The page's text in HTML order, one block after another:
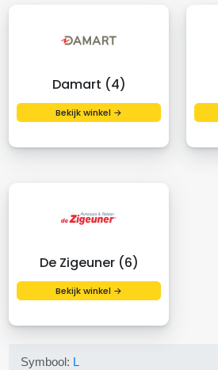
Damart (4)
Bekijk winkel →
De Zigeuner (6)
Bekijk winkel →
Symbool: L